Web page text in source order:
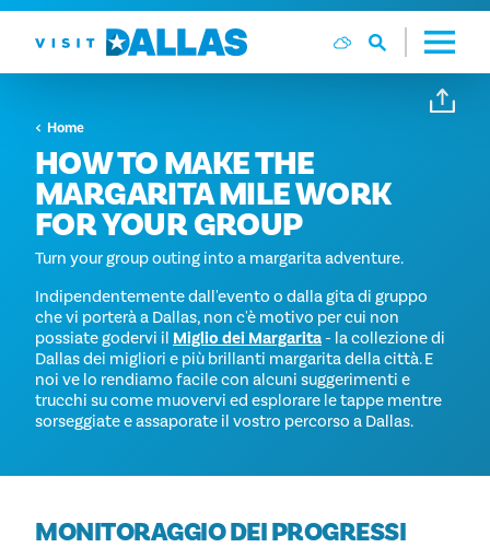
Vai al contenuto
Home
HOW TO MAKE THE
MARGARITA MILE WORK
FOR YOUR GROUP
Turn your group outing into a margarita adventure.
Indipendentemente dall'evento o dalla gita di gruppo
che vi porterà a Dallas, non c'è motivo per cui non
possiate godervi il Miglio dei Margarita - la collezione di
Dallas dei migliori e più brillanti margarita della città. E
noi ve lo rendiamo facile con alcuni suggerimenti e
trucchi su come muovervi ed esplorare le tappe mentre
sorseggiate e assaporate il vostro percorso a Dallas.
MONITORAGGIO DEI PROGRESSI